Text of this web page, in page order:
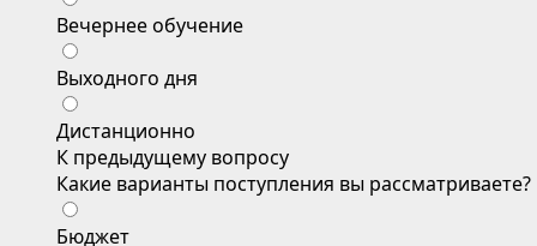
Вечернее обучение
Выходного дня
Дистанционно
К предыдущему вопросу
Какие варианты поступления вы рассматриваете?
Бюджет